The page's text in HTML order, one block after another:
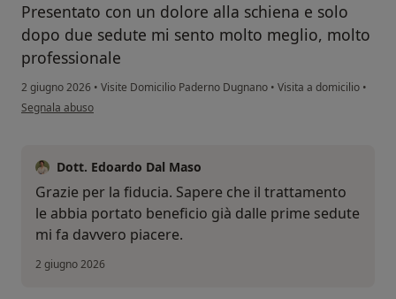
Presentato con un dolore alla schiena e solo
dopo due sedute mi sento molto meglio, molto
professionale
2 giugno 2026 • Visite Domicilio Paderno Dugnano • Visita a domicilio •
secondo l'opinione dell'utente A.C
Segnala abuso
Dott. Edoardo Dal Maso
Grazie per la fiducia. Sapere che il trattamento
le abbia portato beneficio già dalle prime sedute
mi fa davvero piacere.
2 giugno 2026